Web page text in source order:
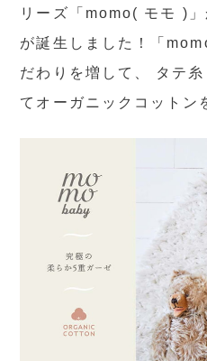
リーズ「momo( モモ )
が誕生しました！「
だわりを増して、 タテ
てオーガニックコットン